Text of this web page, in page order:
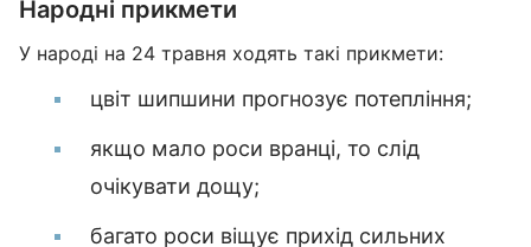
Народні прикмети
У народі на 24 травня ходять такі прикмети:
цвіт шипшини прогнозує потепління;
якщо мало роси вранці, то слід
очікувати дощу;
багато роси віщує прихід сильних